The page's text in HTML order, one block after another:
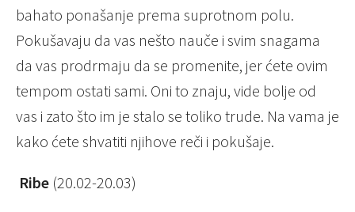
bahato ponašanje prema suprotnom polu.
Pokušavaju da vas nešto nauče i svim snagama
da vas prodrmaju da se promenite, jer ćete ovim
tempom ostati sami. Oni to znaju, vide bolje od
vas i zato što im je stalo se toliko trude. Na vama je
kako ćete shvatiti njihove reči i pokušaje.
Ribe (20.02-20.03)